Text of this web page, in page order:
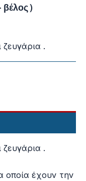
βέλος )
.
.
οποία έχουν την